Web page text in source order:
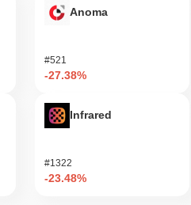
del progetto. Inoltre, la
volatilità estrema, portando a
potenziali vulnerabilità
– Metriche Chiave e
Mercato
disponibile sugli exchange di
Anoma
#521
-27.38%
Infrared
#1322
-23.48%